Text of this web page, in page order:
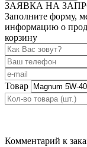
ЗАЯВКА НА
Заполните форму,
информацию о
корзину
Товар
Комментарий к